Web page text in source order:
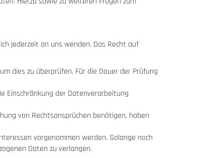
jederzeit an uns wenden. Das Recht auf
dies zu überprüfen. Für die Dauer der Prüfung
Einschränkung der Datenverarbeitung
von Rechtsansprüchen benötigen, haben
vorgenommen werden. Solange noch
Daten zu verlangen.